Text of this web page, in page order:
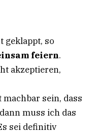
geklappt, so
feiern.
akzeptieren,
machbar sein, dass
muss ich das
sei definitiv